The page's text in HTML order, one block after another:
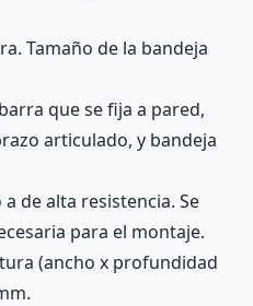
Tamaño de la bandeja
que se fija a pared,
articulado, y bandeja
de alta resistencia. Se
para el montaje.
(ancho x profundidad